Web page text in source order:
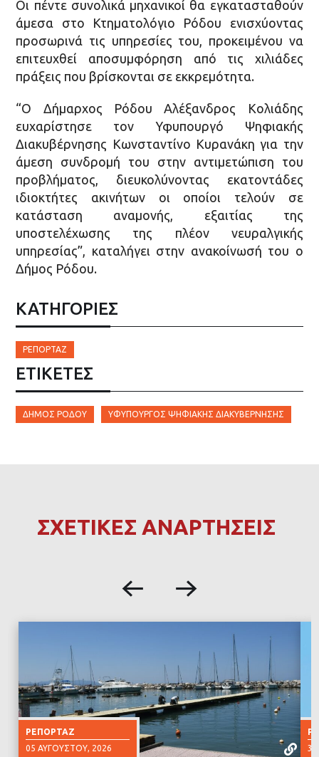
Οι πέντε συνολικά μηχανικοί θα εγκατασταθούν
άμεσα στο Κτηματολόγιο Ρόδου ενισχύοντας
προσωρινά τις υπηρεσίες του, προκειμένου να
επιτευχθεί αποσυμφόρηση από τις χιλιάδες
πράξεις που βρίσκονται σε εκκρεμότητα.
“Ο Δήμαρχος Ρόδου Αλέξανδρος Κολιάδης
ευχαρίστησε τον Υφυπουργό Ψηφιακής
Διακυβέρνησης Κωνσταντίνο Κυρανάκη για την
άμεση συνδρομή του στην αντιμετώπιση του
προβλήματος, διευκολύνοντας εκατοντάδες
ιδιοκτήτες ακινήτων οι οποίοι τελούν σε
κατάσταση αναμονής, εξαιτίας της
υποστελέχωσης της πλέον νευραλγικής
υπηρεσίας”, καταλήγει στην ανακοίνωσή του ο
Δήμος Ρόδου.
ΚΑΤΗΓΟΡΙΕΣ
ΡΕΠΟΡΤΆΖ
ΕΤΙΚΈΤΕΣ
ΔΉΜΟΣ ΡΌΔΟΥ ΥΦΥΠΟΥΡΓΌΣ ΨΗΦΙΑΚΉΣ ΔΙΑΚΥΒΈΡΝΗΣΗΣ
ΣΧΕΤΙΚΕΣ ΑΝΑΡΤΗΣΕΙΣ
ΡΕΠΟΡΤΆΖ
05 ΑΥΓΟΎΣΤΟΥ, 2026
30